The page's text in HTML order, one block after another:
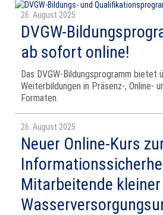
26. August 2025
DVGW-
ab sofort online!
Das DVGW-Bildungsprogramm bietet
Weiterbildungen in Präsenz-, Online-
Formaten.
26. August 2025
Neuer Online-Kurs
Mitarbeitende kleiner